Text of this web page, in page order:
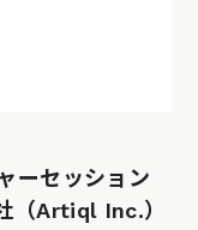
ーセッション
（Artiql Inc.）